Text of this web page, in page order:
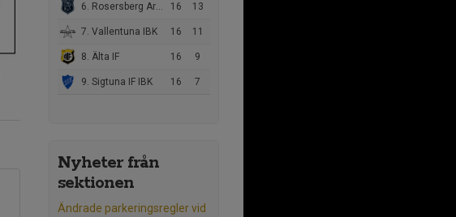
6. Rosersberg Arlanda IBK 16 13
7. Vallentuna IBK 16 11
8. Älta IF 16 9
9. Sigtuna IF IBK 16 7
Nyheter från
sektionen
Ändrade parkeringsregler vid